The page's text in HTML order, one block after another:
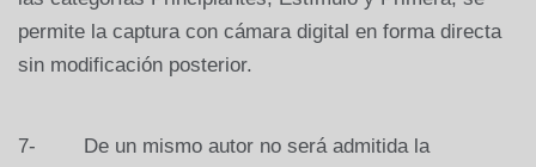
permite la captura con cámara digital en forma directa
sin modificación posterior.
7- De un mismo autor no será admitida la